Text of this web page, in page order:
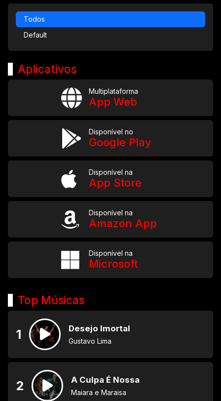
Todos
Default
Aplicativos
Multiplataforma
App Web
Disponível no
Google Play
Disponível na
App Store
Disponível na
Amazon App
Disponível na
Microsoft
Top Músicas
1 Desejo Imortal
Gustavo Lima
2 A Culpa É Nossa
Maiara e Maraisa